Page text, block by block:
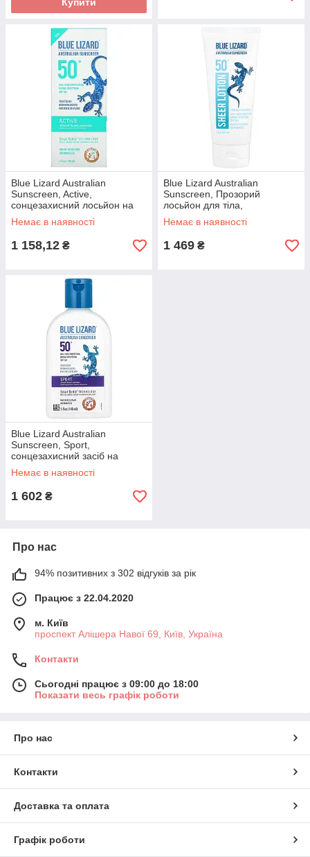
Blue Lizard Australian
Sunscreen, Active,
сонцезахисний лосьйон на
мінеральній основі з
SPF 50+, 148 мл
Немає в наявності
1 158,12 ₴
Blue Lizard Australian
Sunscreen, Прозорий
лосьйон для тіла,
мінеральний сонцезахисний
засіб, SPF 50+, 89 оригінал
Немає в наявності
1 469 ₴
Blue Lizard Australian
Sunscreen, Sport,
сонцезахисний засіб на
мінеральній основі, SPF 50+,
148 мл (5 оригінал
Немає в наявності
1 602 ₴
Про нас
94% позитивних з 302 відгуків за рік
Працює з 22.04.2020
м. Київ
проспект Алішера Навої 69, Київ, Україна
Контакти
Сьогодні працює з 09:00 до 18:00
Показати весь графік роботи
Про нас
Контакти
Доставка та оплата
Графік роботи